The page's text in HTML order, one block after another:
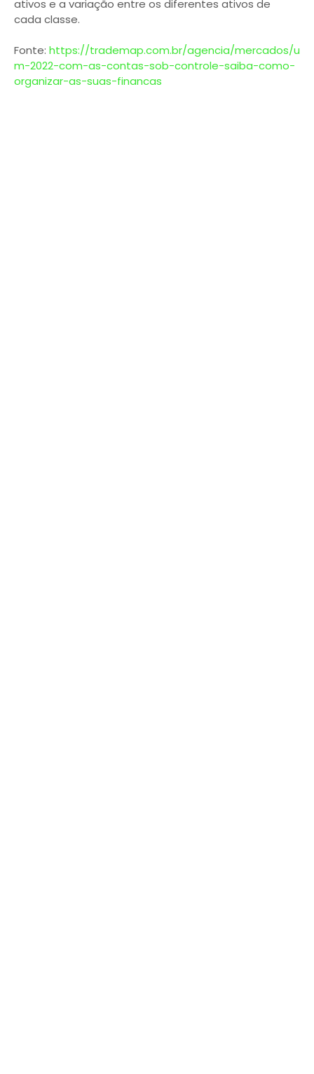
ativos e a variação entre os diferentes ativos de
cada classe.
Fonte: https://trademap.com.br/agencia/mercados/u
m-2022-com-as-contas-sob-controle-saiba-como-
organizar-as-suas-financas